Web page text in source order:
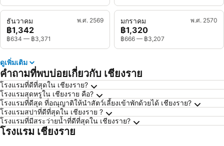
ธันวาคม พ.ศ. 2569
฿1,342
฿634 — ฿3,371
มกราคม พ.ศ. 2570
฿1,320
฿666 — ฿3,207
ดูเพิ่มเติม
คำถามที่พบบ่อยเกี่ยวกับ เชียงราย
โรงแรมที่ดีที่สุดใน เชียงราย?
โรงแรมสุดหรูใน เชียงราย คือ?
โรงแรมที่ดีสุด ที่อณุญาติให้นำสัตว์เลี้ยงเข้าพักด้วยได้ เชียงราย?
โรงแรมสปาที่ดีที่สุดใน เชียงราย ?
โรงแรมที่มีสระว่ายน้ำที่ดีที่สุดใน เชียงราย?
โรงแรม เชียงราย